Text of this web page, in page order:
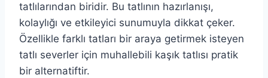
tatlılarından biridir. Bu tatlının hazırlanışı,
kolaylığı ve etkileyici sunumuyla dikkat çeker.
Özellikle farklı tatları bir araya getirmek isteyen
tatlı severler için muhallebili kaşık tatlısı pratik
bir alternatiftir.